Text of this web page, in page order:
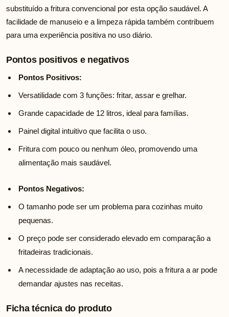
substituído a fritura convencional por esta opção saudável. A
facilidade de manuseio e a limpeza rápida também contribuem
para uma experiência positiva no uso diário.
Pontos positivos e negativos
Pontos Positivos:
Versatilidade com 3 funções: fritar, assar e grelhar.
Grande capacidade de 12 litros, ideal para famílias.
Painel digital intuitivo que facilita o uso.
Fritura com pouco ou nenhum óleo, promovendo uma
alimentação mais saudável.
Pontos Negativos:
O tamanho pode ser um problema para cozinhas muito
pequenas.
O preço pode ser considerado elevado em comparação a
fritadeiras tradicionais.
A necessidade de adaptação ao uso, pois a fritura a ar pode
demandar ajustes nas receitas.
Ficha técnica do produto